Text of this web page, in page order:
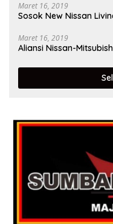
Maret 16, 2019
Sosok New Nissan
Maret 16, 2019
Aliansi Nissan-